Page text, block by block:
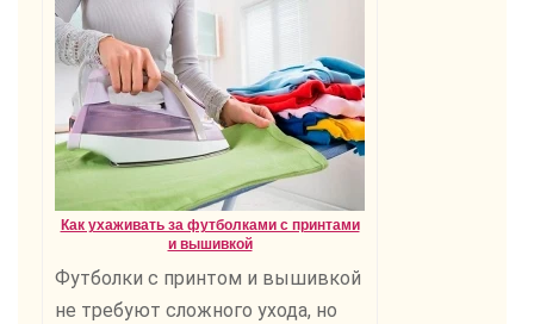
Как ухаживать за футболками с принтами
и вышивкой
Футболки с принтом и вышивкой
не требуют сложного ухода, но